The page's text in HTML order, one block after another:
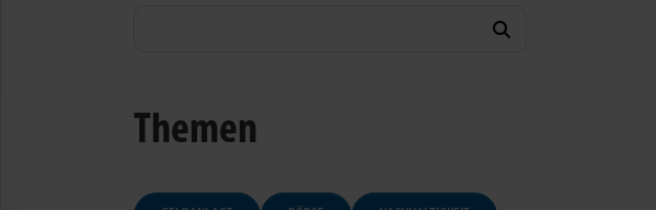
Themen